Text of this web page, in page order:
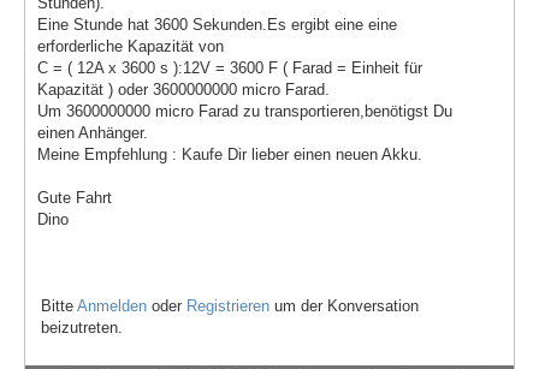
Eine Stunde hat 3600 Sekunden.Es ergibt eine eine
erforderliche Kapazität von
C = ( 12A x 3600 s ):12V = 3600 F ( Farad = Einheit für
Kapazität ) oder 3600000000 micro Farad.
Um 3600000000 micro Farad zu transportieren,benötigst Du
einen Anhänger.
Meine Empfehlung : Kaufe Dir lieber einen neuen Akku.
Gute Fahrt
Dino
Bitte Anmelden oder Registrieren um der Konversation
beizutreten.